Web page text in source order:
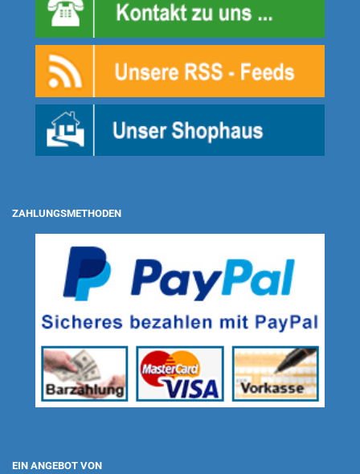
ZAHLUNGSMETHODEN
EIN ANGEBOT VON